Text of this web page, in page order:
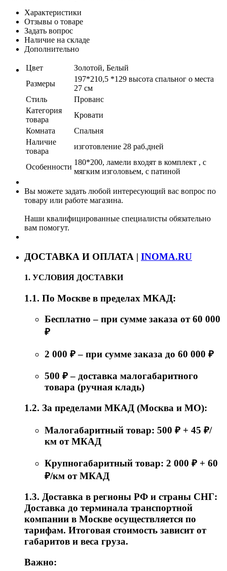
Характеристики
Отзывы о товаре
Задать вопрос
Наличие на складе
Дополнительно
Цвет
Золотой, Белый
Размеры
197*210,5 *129 высота спальног о места
27 см
Стиль
Прованс
Категория
товара
Кровати
Комната
Спальня
Наличие
товара
изготовление 28 раб.дней
Особенности
180*200, ламели входят в комплект , с
мягким изголовьем, с патиной
Вы можете задать любой интересующий вас вопрос по
товару или работе магазина.
Наши квалифицированные специалисты обязательно
вам помогут.
ДОСТАВКА И ОПЛАТА | INOMA.RU
1. УСЛОВИЯ ДОСТАВКИ
1.1. По Москве в пределах МКАД:
Бесплатно – при сумме заказа от 60 000
₽
2 000 ₽ – при сумме заказа до 60 000 ₽
500 ₽ – доставка малогабаритного
товара (ручная кладь)
1.2. За пределами МКАД (Москва и МО):
Малогабаритный товар: 500 ₽ + 45 ₽/
км от МКАД
Крупногабаритный товар: 2 000 ₽ + 60
₽/км от МКАД
1.3. Доставка в регионы РФ и страны СНГ:
Доставка до терминала транспортной
компании в Москве осуществляется по
тарифам. Итоговая стоимость зависит от
габаритов и веса груза.
Важно: